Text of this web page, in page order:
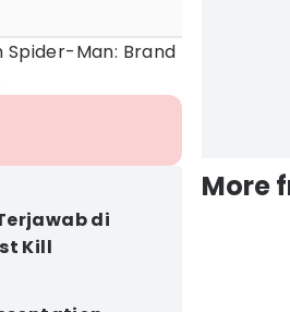
Man: Brand
di
Kill
More